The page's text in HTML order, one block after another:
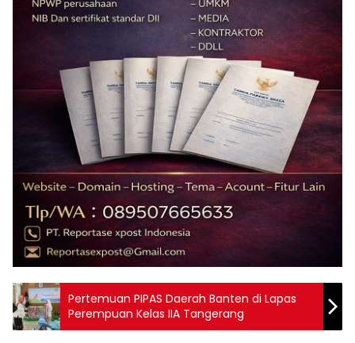
Pertemuan PIPAS Daerah Banten di Lapas
Perempuan Kelas IIA Tangerang